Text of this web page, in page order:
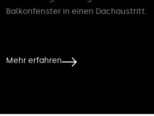
Balkonfenster in einen Dachaustritt.
Mehr erfahren